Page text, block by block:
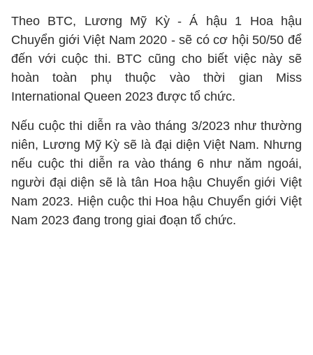
Theo BTC, Lương Mỹ Kỳ - Á hậu 1 Hoa hậu
Chuyển giới Việt Nam 2020 - sẽ có cơ hội 50/50 để
đến với cuộc thi. BTC cũng cho biết việc này sẽ
hoàn toàn phụ thuộc vào thời gian Miss
International Queen 2023 được tổ chức.
Nếu cuộc thi diễn ra vào tháng 3/2023 như thường
niên, Lương Mỹ Kỳ sẽ là đại diện Việt Nam. Nhưng
nếu cuộc thi diễn ra vào tháng 6 như năm ngoái,
người đại diện sẽ là tân Hoa hậu Chuyển giới Việt
Nam 2023. Hiện cuộc thi Hoa hậu Chuyển giới Việt
Nam 2023 đang trong giai đoạn tổ chức.